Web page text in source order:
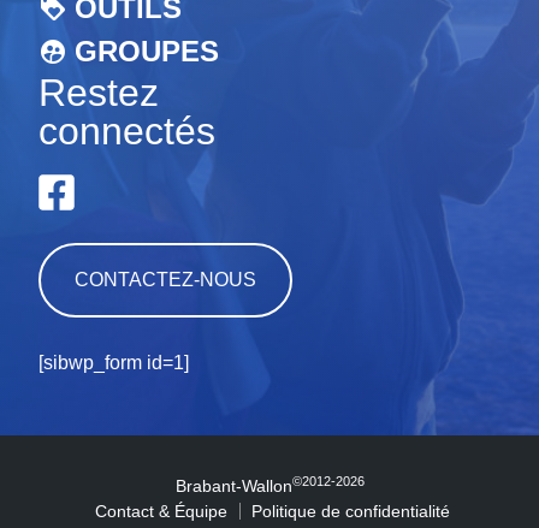
OUTILS
GROUPES
Restez
connectés
CONTACTEZ-NOUS
[sibwp_form id=1]
Brabant-Wallon©2012-2026
Contact & Équipe Politique de confidentialité